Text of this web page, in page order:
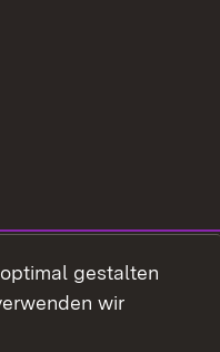
gestalten
wir